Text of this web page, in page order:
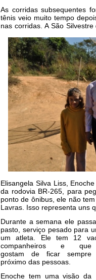
As corridas subsequentes
tênis veio muito tempo
nas corridas. A São
Elisangela Silva Liss,
da rodovia BR-265, para
ponto de ônibus, ele não
Lavras. Isso representa uns
Durante a semana ele
pasto, serviço pesado para
um atleta. Ele tem 12
companheiros e que
gostam de ficar sempre
próximo das pessoas.
Enoche tem uma visão da